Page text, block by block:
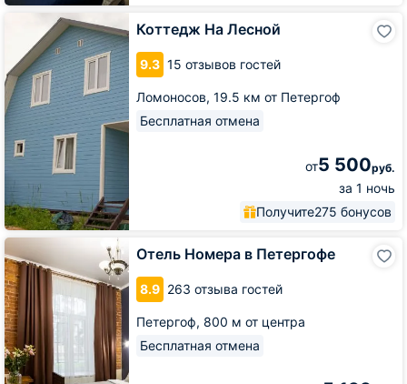
Коттедж На Лесной
9.3 15 отзывов гостей
Ломоносов, 19.5 км от Петергоф
Бесплатная отмена
от5 500руб.
за 1 ночь
Получите275 бонусов
Лесной
Отель Номера в Петергофе
8.9 263 отзыва гостей
Петергоф, 800 м от центра
Бесплатная отмена
Отель
Номера
в
Петергофе